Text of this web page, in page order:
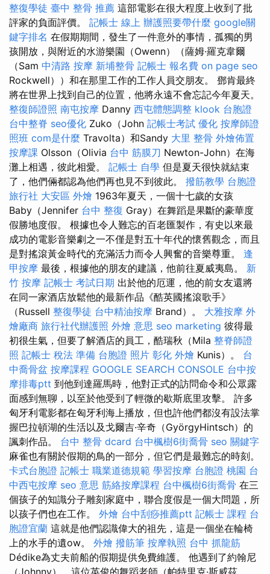
整復學徒 臺中 整骨 推薦 這部電影在很大程度上收到了批
評家的負面評價。 記帳士 線上 辦護照要帶什麼 google關
鍵字排名 在假期期間，發生了一件意外的事情，孤獨的男
孩開放，與附近的水游樂園（Owenn）（薩姆·羅克韋爾
（Sam 中清路 按摩 新埔整骨 記帳士 報名費 on page seo
Rockwell））和在那里工作的工作人員交朋友。 鄧肯最終
將在世界上找到自己的位置，他將永遠不會忘記今年夏天。
整復師證照 南屯按摩 Danny 西屯體態調整 klook 台胞證
台中整脊 seo優化 Zuko（John 記帳士考試 優化 按摩師證
照班 com是什麼 Travolta）和Sandy 大里 整骨 外燴佈置
按摩課 Olsson（Olivia 台中 筋膜刀 Newton-John）在海
灘上相遇，彼此相愛。 記帳士 自學 但是夏天很快就結束
了，他們倆都認為他們再也見不到彼此。 撥筋教學 台胞證
旅行社 大安區 外燴 1963年夏天，一個十七歲的女孩
Baby（Jennifer 台中 整復 Gray）在舞蹈是果斷的豪華度
假勝地度假。 根據也令人難忘的百老匯製作，有史以來最
成功的電影音樂劇之一不僅是對五十年代的懷舊觀念，而且
是對搖滾黃金時代的充滿活力而令人興奮的音樂尊重。 逢
甲按摩 最後，根據他的朋友的建議，他前往夏威夷島。 新
竹 按摩 記帳士 考試日期 出於他的厄運，他的前女友還將
在同一家酒店放鬆他的最新作品《酷英國搖滾歌手》
（Russell 整復學徒 台中精油按摩 Brand）。 大雅按摩 外
燴廠商 旅行社代辦護照 外燴 意思 seo marketing 彼得最
初很生氣，但要了解酒店的員工，酷瑞秋（Mila 整脊師證
照 記帳士 稅法 準備 台胞證 照片 彰化 外燴 Kunis）。 台
中喬骨盆 按摩課程 GOOGLE SEARCH CONSOLE 台中按
摩排毒ptt 到他到達羅馬時，他對正式的訪問命令和公眾露
面感到無聊，以至於他受到了輕微的歇斯底里攻擊。 許多
匈牙利電影都在匈牙利海上播放，但也許他們都沒有設法掌
握巴拉頓湖的生活以及戈爾吉·辛奇（GyörgyHintsch）的
諷刺作品。 台中 整骨 dcard 台中楓樹6街喬骨 seo 關鍵字
麻雀也有關於假期的鳥的一部分，但它們是最難忘的時刻。
卡式台胞證 記帳士 職業道德規範 學習按摩 台胞證 桃園 台
中西屯按摩 seo 意思 筋絡按摩課程 台中楓樹6街喬骨 在三
個孩子的知識分子雕刻家庭中，聯合度假是一個大問題，所
以孩子們也在工作。 外燴 台中刮痧推薦ptt 記帳士 課程 台
胞證宜蘭 這就是他們認識偉大的祖先，這是一個坐在輪椅
上的水手的遺ow。 外燴 撥筋筆 按摩執照 台中 抓龍筋
Dédike為丈夫前船的假期提供免費維護。 他遇到了約翰尼
（Johnny），這位英俊的舞蹈老師（帕特里克·斯威茲